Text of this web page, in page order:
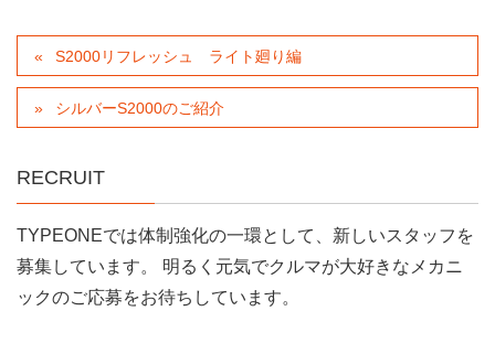
S2000リフレッシュ ライト廻り編
シルバーS2000のご紹介
RECRUIT
TYPEONEでは体制強化の一環として、新しいスタッフを
募集しています。 明るく元気でクルマが大好きなメカニ
ックのご応募をお待ちしています。